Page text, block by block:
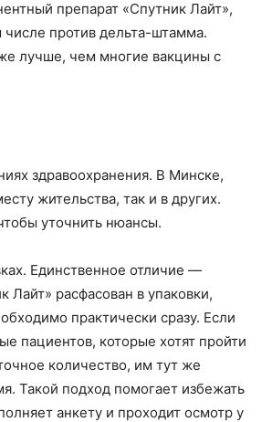
препарат «Спутник Лайт»,
числе против дельта-штамма.
лучше, чем многие вакцины с
здравоохранения. В Минске,
жительства, так и в других.
уточнить нюансы.
Единственное отличие —
Лайт» расфасован в упаковки,
практически сразу. Если
пациентов, которые хотят пройти
количество, им тут же
Такой подход помогает избежать
анкету и проходит осмотр у